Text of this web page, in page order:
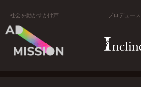
社会を動かすかけ声 プロデュース